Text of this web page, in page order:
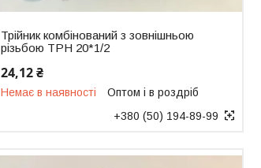
Трійник комбінований з зовнішньою
різьбою ТРН 20*1/2
24,12 ₴
Немає в наявності
Оптом і в роздріб
+380 (50) 194-89-99